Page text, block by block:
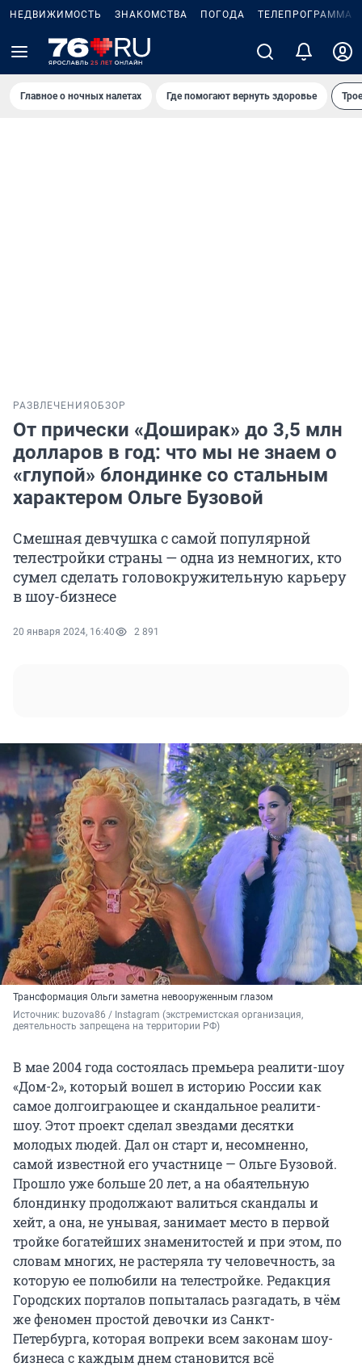
НЕДВИЖИМОСТЬ ЗНАКОМСТВА ПОГОДА ТЕЛЕПРОГРАММА
Главное о ночных налетах Где помогают вернуть здоровье
РАЗВЛЕЧЕНИЯ ОБЗОР
От прически «Доширак» до 3,5 млн
долларов в год: что мы не знаем о
«глупой» блондинке со стальным
характером Ольге Бузовой
Смешная девчушка с самой популярной
телестройки страны — одна из немногих, кто
сумел сделать головокружительную карьеру
в шоу-бизнесе
20 января 2024, 16:40 2 891
Трансформация Ольги заметна невооруженным глазом
Источник: buzova86 / Instagram (экстремистская организация,
деятельность запрещена на территории РФ)
В мае 2004 года состоялась премьера реалити-шоу
«Дом-2», который вошел в историю России как
самое долгоиграющее и скандальное реалити-
шоу. Этот проект сделал звездами десятки
молодых людей. Дал он старт и, несомненно,
самой известной его участнице — Ольге Бузовой.
Прошло уже больше 20 лет, а на обаятельную
блондинку продолжают валиться скандалы и
хейт, а она, не унывая, занимает место в первой
тройке богатейших знаменитостей и при этом, по
словам многих, не растеряла ту человечность, за
которую ее полюбили на телестройке. Редакция
Городских порталов попыталась разгадать, в чём
же феномен простой девочки из Санкт-
Петербурга, которая вопреки всем законам шоу-
бизнеса с каждым днем становится всё